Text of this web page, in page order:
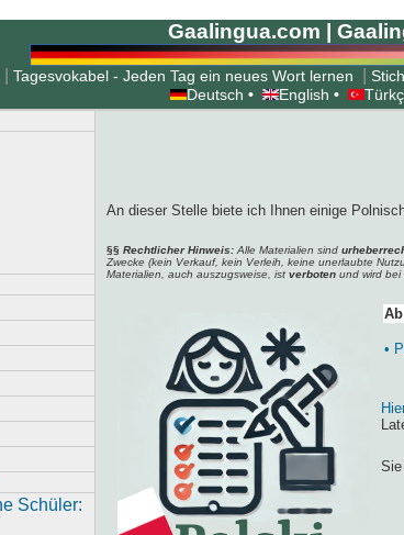
Gaalingua.com |
Tagesvokabel - Jeden Tag ein neues Wort lernen
Deutsch • English •
Schüler:
An dieser Stelle biete ich Ihnen einige
§§ Rechtlicher Hinweis: Alle Materialien sind
Zwecke (kein Verkauf, kein Verleih, keine unerlaubte
Materialien, auch auszugsweise, ist verboten und wird bei
•